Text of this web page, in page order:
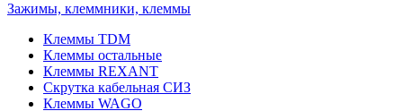
Зажимы, клеммники, клеммы
Клеммы TDM
Клеммы остальные
Клеммы REXANT
Скрутка кабельная СИЗ
Клеммы WAGO